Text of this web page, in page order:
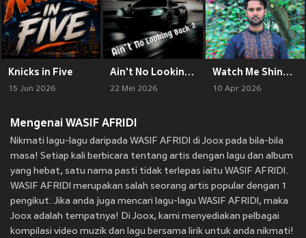
Knicks in Five
15 Jun 2026
Ain't No Looking Back 2
22 Mei 2026
Watch Me Shine 2 (Remix)
10 Apr 2026
Mengenai WASIF AFRIDI
Nikmati lagu-lagu daripada WASIF AFRIDI di Joox pada bila-bila
masa! Setiap kali berbicara tentang artis dengan lagu dan album
yang hebat, satu nama pasti tidak terlepas iaitu WASIF AFRIDI.
WASIF AFRIDI merupakan salah seorang artis popular dengan 1
pengikut. Jika anda juga mencari lagu-lagu WASIF AFRIDI, maka
Joox adalah tempatnya! Di Joox, kami menyediakan pelbagai
kompilasi video muzik dan lagu bersama lirik untuk anda nikmati!